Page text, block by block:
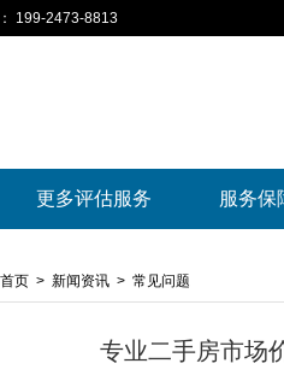
199-2473-8813
更多评估服务 服务保
首页 > 新闻资讯 > 常见问题
专业二手房市场